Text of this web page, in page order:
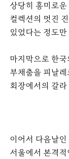
상당히 흥미로
컬렉션의 멋진
있었다는 정도
마지막으로 한국
부채춤을 피날
회장에서의 갈
이어서 다음날인
서울에서 본격